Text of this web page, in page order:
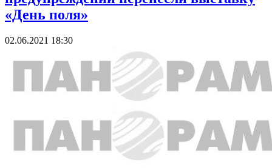
«День поля»
02.06.2021 18:30